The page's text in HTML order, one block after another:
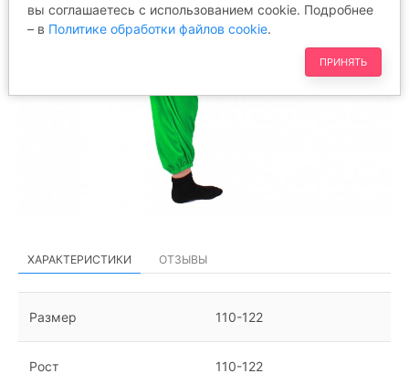
ХАРАКТЕРИСТИКИ ОТЗЫВЫ
Размер 110-122
Рост 110-122
вы соглашаетесь с использованием cookie. Подробнее
– в Политике обработки файлов cookie.
ПРИНЯТЬ